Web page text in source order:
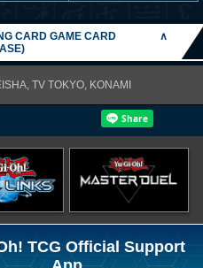
CARD GAME CARD
∧
TV TOKYO, KONAMI
TCG Official Support